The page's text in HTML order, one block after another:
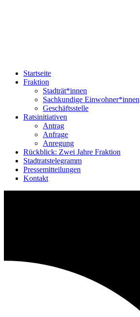
Startseite
Fraktion
Stadträt*innen
Sachkundige Einwohner*innen
Geschäftsstelle
Ratsinitiativen
Antrag
Anfrage
Anregung
Rückblick: Zwei Jahre Fraktion
Stadtratstelegramm
Pressemitteilungen
Kontakt